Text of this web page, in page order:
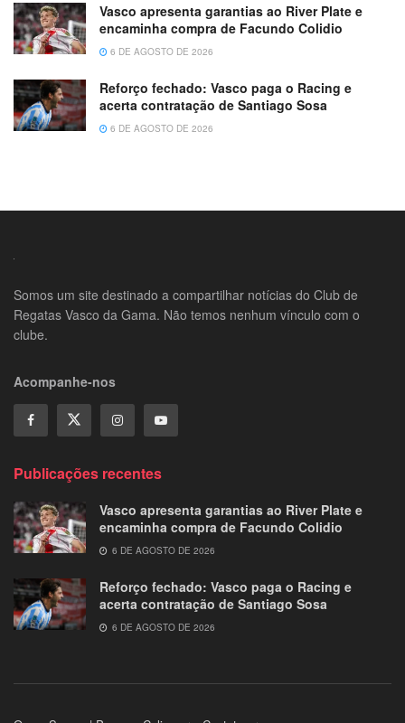
Vasco apresenta garantias ao River Plate e
encaminha compra de Facundo Colidio
6 DE AGOSTO DE 2026
Reforço fechado: Vasco paga o Racing e
acerta contratação de Santiago Sosa
6 DE AGOSTO DE 2026
Somos um site destinado a compartilhar notícias do Club de
Regatas Vasco da Gama. Não temos nenhum vínculo com o
clube.
Acompanhe-nos
Publicações recentes
Vasco apresenta garantias ao River Plate e
encaminha compra de Facundo Colidio
6 DE AGOSTO DE 2026
Reforço fechado: Vasco paga o Racing e
acerta contratação de Santiago Sosa
6 DE AGOSTO DE 2026